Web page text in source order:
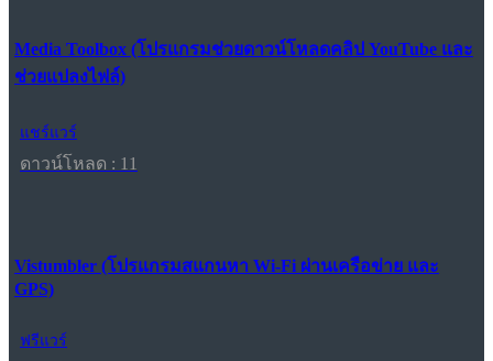
Media Toolbox (โปรแกรมช่วยดาวน์โหลดคลิป YouTube และ
ช่วยแปลงไฟล์)
แชร์แวร์
ดาวน์โหลด : 11
Vistumbler (โปรแกรมสแกนหา Wi-Fi ผ่านเครือข่าย และ
GPS)
ฟรีแวร์